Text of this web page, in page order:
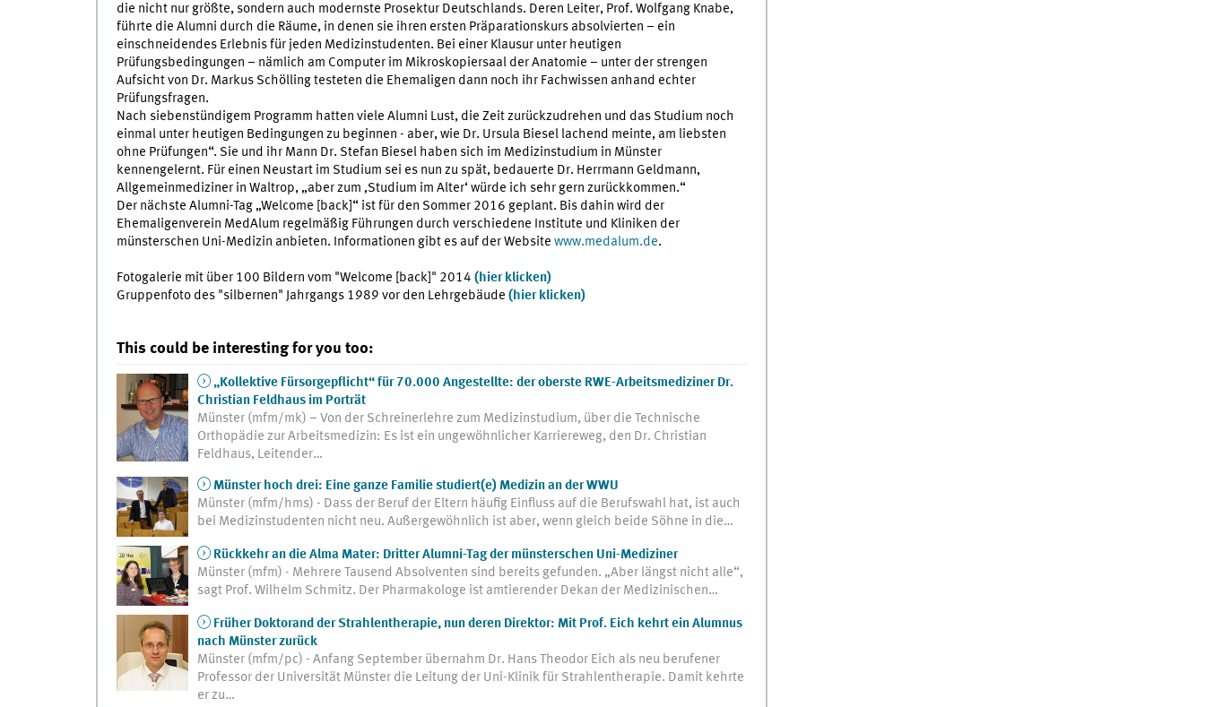
die nicht nur größte, sondern auch modernste Prosektur Deutschlands. Deren Leiter, Prof. Wolfgang Knabe,
führte die Alumni durch die Räume, in denen sie ihren ersten Präparationskurs absolvierten – ein
einschneidendes Erlebnis für jeden Medizinstudenten. Bei einer Klausur unter heutigen
Prüfungsbedingungen – nämlich am Computer im Mikroskopiersaal der Anatomie – unter der strengen
Aufsicht von Dr. Markus Schölling testeten die Ehemaligen dann noch ihr Fachwissen anhand echter
Prüfungsfragen.
Nach siebenstündigem Programm hatten viele Alumni Lust, die Zeit zurückzudrehen und das Studium noch
einmal unter heutigen Bedingungen zu beginnen - aber, wie Dr. Ursula Biesel lachend meinte, am liebsten
ohne Prüfungen“. Sie und ihr Mann Dr. Stefan Biesel haben sich im Medizinstudium in Münster
kennengelernt. Für einen Neustart im Studium sei es nun zu spät, bedauerte Dr. Herrmann Geldmann,
Allgemeinmediziner in Waltrop, „aber zum ‚Studium im Alter‘ würde ich sehr gern zurückkommen.“
Der nächste Alumni-Tag „Welcome [back]“ ist für den Sommer 2016 geplant. Bis dahin wird der
Ehemaligenverein MedAlum regelmäßig Führungen durch verschiedene Institute und Kliniken der
münsterschen Uni-Medizin anbieten. Informationen gibt es auf der Website www.medalum.de.
Fotogalerie mit über 100 Bildern vom "Welcome [back]" 2014 (hier klicken)
Gruppenfoto des "silbernen" Jahrgangs 1989 vor den Lehrgebäude (hier klicken)
This could be interesting for you too:
„Kollektive Fürsorgepflicht“ für 70.000 Angestellte: der oberste RWE-Arbeitsmediziner Dr.
Christian Feldhaus im Porträt
Münster (mfm/mk) – Von der Schreinerlehre zum Medizinstudium, über die Technische
Orthopädie zur Arbeitsmedizin: Es ist ein ungewöhnlicher Karriereweg, den Dr. Christian
Feldhaus, Leitender…
Münster hoch drei: Eine ganze Familie studiert(e) Medizin an der WWU
Münster (mfm/hms) - Dass der Beruf der Eltern häufig Einfluss auf die Berufswahl hat, ist auch
bei Medizinstudenten nicht neu. Außergewöhnlich ist aber, wenn gleich beide Söhne in die…
Rückkehr an die Alma Mater: Dritter Alumni-Tag der münsterschen Uni-Mediziner
Münster (mfm) - Mehrere Tausend Absolventen sind bereits gefunden. „Aber längst nicht alle“,
sagt Prof. Wilhelm Schmitz. Der Pharmakologe ist amtierender Dekan der Medizinischen…
Früher Doktorand der Strahlentherapie, nun deren Direktor: Mit Prof. Eich kehrt ein Alumnus
nach Münster zurück
Münster (mfm/pc) - Anfang September übernahm Dr. Hans Theodor Eich als neu berufener
Professor der Universität Münster die Leitung der Uni-Klinik für Strahlentherapie. Damit kehrte
er zu…